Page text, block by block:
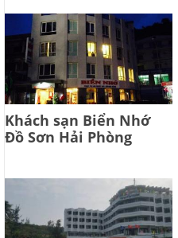
Khách sạn Biển Nhớ
Đồ Sơn Hải Phòng